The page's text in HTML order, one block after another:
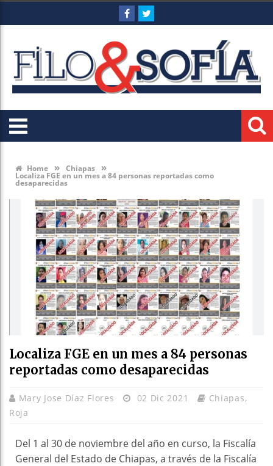
Home » Chiapas »
Localiza FGE en un mes a 84 personas reportadas como
desaparecidas
Localiza FGE en un mes a 84 personas
reportadas como desaparecidas
Mary Jose Díaz Flores 02 Dic 2021 Chiapas,
Roja
Del 1 al 30 de noviembre del año en curso, la Fiscalía
General del Estado de Chiapas, a través de la Fiscalía